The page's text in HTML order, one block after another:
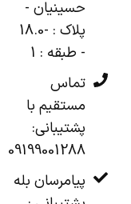
حسینیان -
پلاک : -18.0
- طبقه : 1
تماس
مستقیم با
پشتیبانی:
09199001288
پیامرسان بله